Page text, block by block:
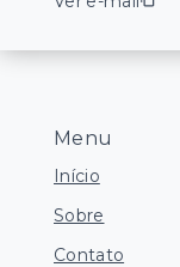
Menu
Início
Sobre
Contato